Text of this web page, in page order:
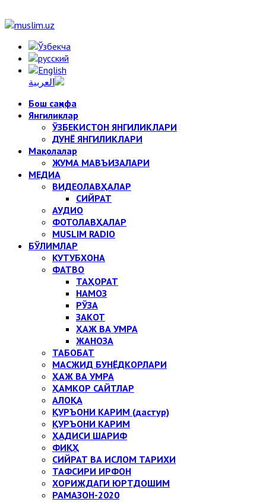
Бош саҳифа
Янгиликлар
ЎЗБЕКИСТОН ЯНГИЛИКЛАРИ
ДУНЁ ЯНГИЛИКЛАРИ
Мақолалар
ЖУМА МАВЪИЗАЛАРИ
МЕДИА
ВИДЕОЛАВҲАЛАР
СИЙРАТ
АУДИО
ФОТОЛАВҲАЛАР
MUSLIM RADIO
БЎЛИМЛАР
КУТУБХОНА
ФАТВО
ТАҲОРАТ
НАМОЗ
РЎЗА
ЗАКОТ
ҲАЖ ВА УМРА
ЖАНОЗА
ТАБОБАТ
МАСЖИД БУНЁДКОРЛАРИ
ҲАЖ ВА УМРА
ҲАМКОР САЙТЛАР
АЛОҚА
ҚУРЪОНИ КАРИМ (дастур)
ҚУРЪОНИ КАРИМ
ҲАДИСИ ШАРИФ
ФИҚҲ
СИЙРАТ ВА ИСЛОМ ТАРИХИ
ТАФСИРИ ИРФОН
ХОРИЖДАГИ ЮРТДОШИМ
РАМАЗОН-2020